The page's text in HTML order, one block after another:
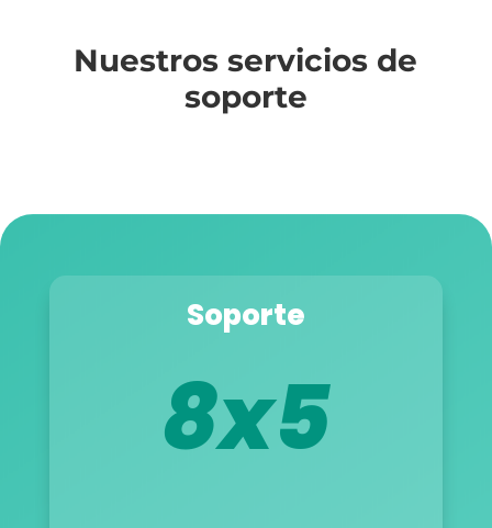
Nuestros servicios de
soporte
Soporte
8x5